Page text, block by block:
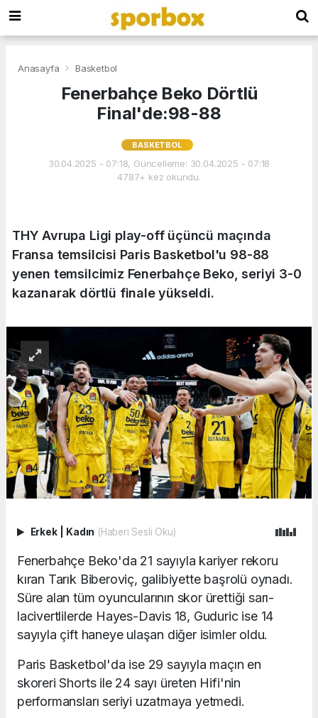
Anasayfa Basketbol
Fenerbahçe Beko Dörtlü
Final'de:98-88
BASKETBOL
30.04.2025 - 07:18, Güncelleme: 30.04.2025 - 07:18
4787+ kez okundu.
THY Avrupa Ligi play-off üçüncü maçında
Fransa temsilcisi Paris Basketbol'u 98-88
yenen temsilcimiz Fenerbahçe Beko, seriyi 3-0
kazanarak dörtlü finale yükseldi.
Erkek Kadın (Haberi Sesli Oku)
Fenerbahçe Beko'da 21 sayıyla kariyer rekoru
kıran Tarık Biberoviç, galibiyette başrolü oynadı.
Süre alan tüm oyuncularının skor ürettiği sarı-
lacivertlilerde Hayes-Davis 18, Guduric ise 14
sayıyla çift haneye ulaşan diğer isimler oldu.
Paris Basketbol'da ise 29 sayıyla maçın en
skoreri Shorts ile 24 sayı üreten Hifi'nin
performansları seriyi uzatmaya yetmedi.